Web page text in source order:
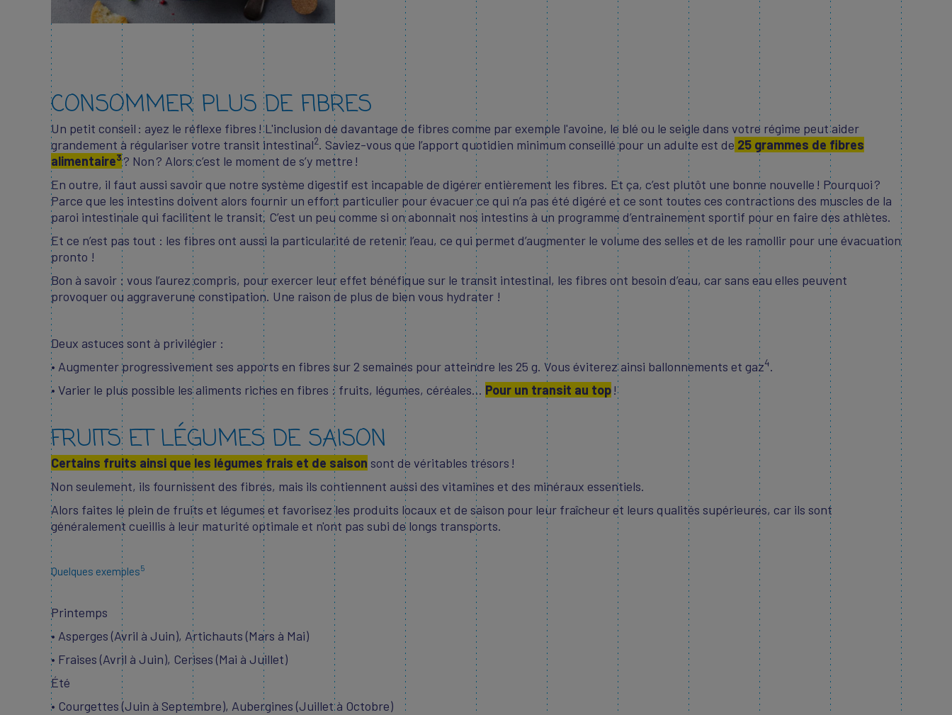
CONSOMMER PLUS DE FIBRES
Un petit conseil : ayez le réflexe fibres ! L'inclusion de davantage de fibres comme par exemple l'avoine, le blé ou le seigle dans votre régime peut aider
grandement à régulariser votre transit intestinal2. Saviez-vous que l’apport quotidien minimum conseillé pour un adulte est de 25 grammes de fibres
alimentaire3? Non ? Alors c’est le moment de s’y mettre !
En outre, il faut aussi savoir que notre système digestif est incapable de digérer entièrement les fibres. Et ça, c’est plutôt une bonne nouvelle ! Pourquoi ?
Parce que les intestins doivent alors fournir un effort particulier pour évacuer ce qui n’a pas été digéré et ce sont toutes ces contractions des muscles de la
paroi intestinale qui facilitent le transit. C’est un peu comme si on abonnait nos intestins à un programme d’entrainement sportif pour en faire des athlètes.
Et ce n’est pas tout : les fibres ont aussi la particularité de retenir l’eau, ce qui permet d’augmenter le volume des selles et de les ramollir pour une évacuation
pronto !
Bon à savoir : vous l’aurez compris, pour exercer leur effet bénéfique sur le transit intestinal, les fibres ont besoin d’eau, car sans eau elles peuvent
provoquer ou aggraverune constipation. Une raison de plus de bien vous hydrater !
Deux astuces sont à privilégier :
• Augmenter progressivement ses apports en fibres sur 2 semaines pour atteindre les 25 g. Vous éviterez ainsi ballonnements et gaz4.
• Varier le plus possible les aliments riches en fibres : fruits, légumes, céréales… Pour un transit au top!
FRUITS ET LÉGUMES DE SAISON
Certains fruits ainsi que les légumes frais et de saison sont de véritables trésors !
Non seulement, ils fournissent des fibres, mais ils contiennent aussi des vitamines et des minéraux essentiels.
Alors faites le plein de fruits et légumes et favorisez les produits locaux et de saison pour leur fraîcheur et leurs qualités supérieures, car ils sont
généralement cueillis à leur maturité optimale et n'ont pas subi de longs transports.
Quelques exemples5
Printemps
• Asperges (Avril à Juin), Artichauts (Mars à Mai)
• Fraises (Avril à Juin), Cerises (Mai à Juillet)
Été
• Courgettes (Juin à Septembre), Aubergines (Juillet à Octobre)